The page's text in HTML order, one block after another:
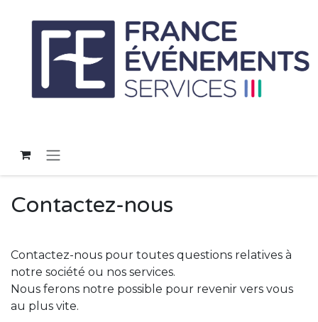
Contactez-nous
Contactez-nous pour toutes questions relatives à
notre société ou nos services.
Nous ferons notre possible pour revenir vers vous
au plus vite.